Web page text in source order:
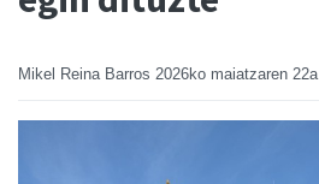
Mikel Reina Barros 2026ko maiatzaren 22a